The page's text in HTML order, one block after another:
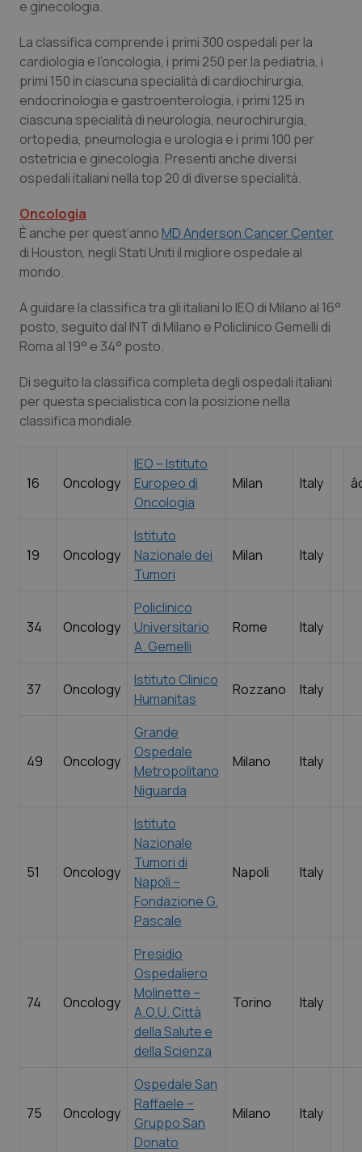
Lombardia
Marche
Molise
Piemonte
Provincia Autonoma di Bolzano
Provincia Autonoma di Trento
Puglia
Sardegna
Sicilia
Toscana
Umbria
Dolore
Donna & Salute
Epatiti
HIV
Infezioni & Febbre
Ipertensione & Scompenso
Malattie rare
Malattia di Crohn & Rettocolite Ulcerosa
Neuroscienze & patologie neurodegenerative
Obesità
Oftalmologia
Oncodermatologia
Oncoematologia
Oncologia & Nutrizione
Quotidiano Cardiologia
Quotidiano Chirurgia
Quotidiano Pediatria
Rene & patologie urogenitali
Salute orale & impianti
Sangue & coagulazione
Tumore al seno
Tumore ovarico
Tumori del Polmone & Testa Collo
Tumori gastrointestinali
Ulcera & Reflusso
e ginecologia.
La classifica comprende i primi 300 ospedali per la
cardiologia e l’oncologia, i primi 250 per la pediatria, i
primi 150 in ciascuna specialità di cardiochirurgia,
endocrinologia e gastroenterologia, i primi 125 in
ciascuna specialità di neurologia, neurochirurgia,
ortopedia, pneumologia e urologia e i primi 100 per
ostetricia e ginecologia. Presenti anche diversi
ospedali italiani nella top 20 di diverse specialità.
Oncologia
È anche per quest’annoMD Anderson Cancer Center
di Houston, negli Stati Uniti il migliore ospedale al
mondo.
A guidare la classifica tra gli italiani lo IEO di Milano al 16°
posto, seguito dal INT di Milano e Policlinico Gemelli di
Roma al 19° e 34° posto.
Di seguito la classifica completa degli ospedali italiani
per questa specialistica con la posizione nella
classifica mondiale.
16 Oncology
IEO – Istituto
Europeo di
Oncologia
Milan Italy
19 Oncology
Istituto
Nazionale dei
Tumori
Milan Italy
34 Oncology
Policlinico
Universitario
A. Gemelli
Rome Italy
37 Oncology
Istituto Clinico
Humanitas
Rozzano Italy
49 Oncology
Grande
Ospedale
Metropolitano
Niguarda
Milano Italy
51 Oncology
Istituto
Nazionale
Tumori di
Napoli –
Fondazione G.
Pascale
Napoli Italy
74 Oncology
Presidio
Ospedaliero
Molinette –
A.O.U. Città
della Salute e
della Scienza
Torino Italy
75 Oncology
Ospedale San
Raffaele –
Gruppo San
Donato
Milano Italy